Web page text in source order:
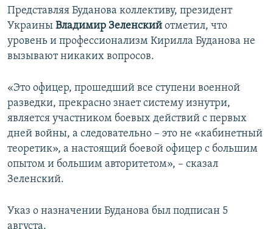
Представляя Буданова коллективу, президент
Украины Владимир Зеленский отметил, что
уровень и профессионализм Кирилла Буданова не
вызывают никаких вопросов.
«Это офицер, прошедший все ступени военной
разведки, прекрасно знает систему изнутри,
является участником боевых действий с первых
дней войны, а следовательно – это не «кабинетный
теоретик», а настоящий боевой офицер с большим
опытом и большим авторитетом», – сказал
Зеленский.
Указ о назначении Буданова был подписан 5
августа.